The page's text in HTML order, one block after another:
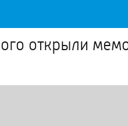
открыли